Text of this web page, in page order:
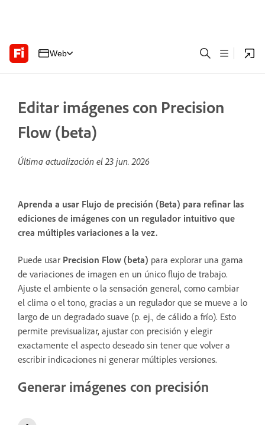
Web
Editar imágenes con Precision
Flow (beta)
Última actualización el23 jun. 2026
Aprenda a usar Flujo de precisión (Beta) para refinar las
ediciones de imágenes con un regulador intuitivo que
crea múltiples variaciones a la vez.
Puede usar Precision Flow (beta) para explorar una gama
de variaciones de imagen en un único flujo de trabajo.
Ajuste el ambiente o la sensación general, como cambiar
el clima o el tono, gracias a un regulador que se mueve a lo
largo de un degradado suave (p. ej., de cálido a frío). Esto
permite previsualizar, ajustar con precisión y elegir
exactamente el aspecto deseado sin tener que volver a
escribir indicaciones ni generar múltiples versiones.
Generar imágenes con precisión